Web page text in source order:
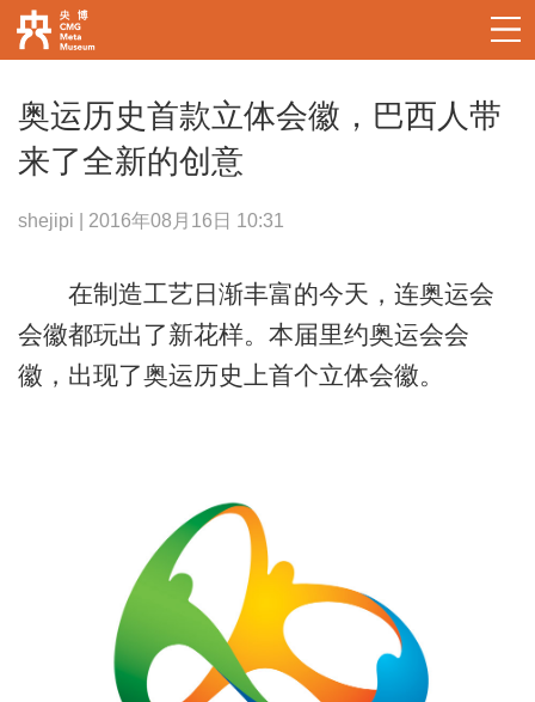
奥运历史首款立体会徽，巴西人带
来了全新的创意
shejipi | 2016年08月16日 10:31
在制造工艺日渐丰富的今天，连奥运会
会徽都玩出了新花样。本届里约奥运会会
徽，出现了奥运历史上首个立体会徽。